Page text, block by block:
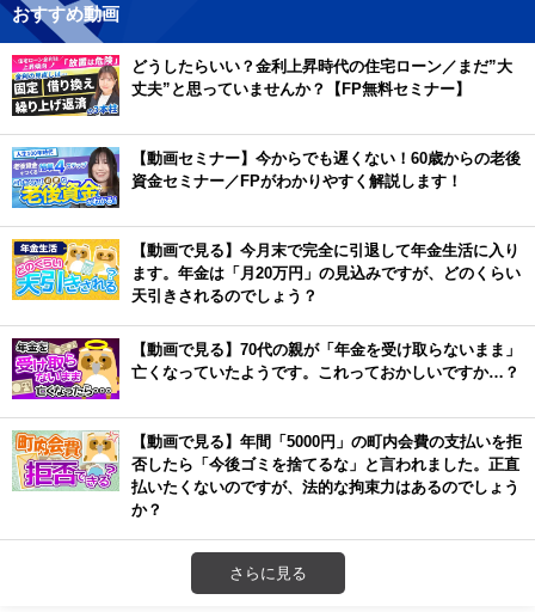
おすすめ動画
どうしたらいい？金利上昇時代の住宅ローン／まだ”大
丈夫”と思っていませんか？【FP無料セミナー】
【動画セミナー】今からでも遅くない！60歳からの老後
資金セミナー／FPがわかりやすく解説します！
【動画で見る】今月末で完全に引退して年金生活に入り
ます。年金は「月20万円」の見込みですが、どのくらい
天引きされるのでしょう？
【動画で見る】70代の親が「年金を受け取らないまま」
亡くなっていたようです。これっておかしいですか…？
【動画で見る】年間「5000円」の町内会費の支払いを拒
否したら「今後ゴミを捨てるな」と言われました。正直
払いたくないのですが、法的な拘束力はあるのでしょう
か？
さらに見る